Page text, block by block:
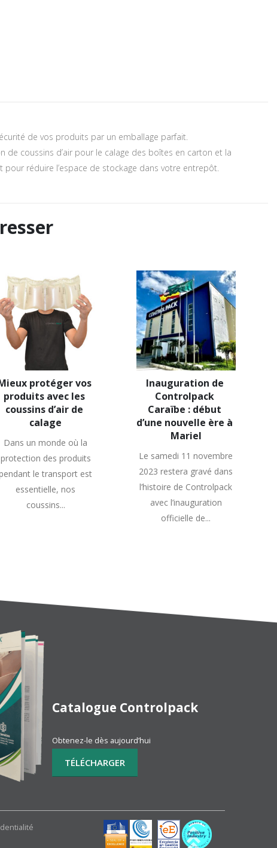
de vos produits par un emballage parfait.
coussins d’air pour le calage des boîtes en carton et la
réduire l’espace de stockage dans votre entrepôt.
protéger vos
produits avec les
coussins d’air de
calage
Dans un monde où la
protection des produits
le transport est
essentielle, nos
coussins...
Inauguration de
Controlpack
Caraïbe : début
d’une nouvelle ère à
Mariel
Le samedi 11 novembre
2023 restera gravé dans
l’histoire de Controlpack
avec l’inauguration
officielle de...
Catalogue Controlpack
Obtenez-le dès aujourd’hui